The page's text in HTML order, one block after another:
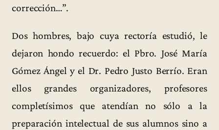
corrección…”.
Dos hombres, bajo cuya rectoría estudió, le
dejaron hondo recuerdo: el Pbro. José María
Gómez Ángel y el Dr. Pedro Justo Berrío. Eran
ellos grandes organizadores, profesores
completísimos que atendían no sólo a la
preparación intelectual de sus alumnos sino a